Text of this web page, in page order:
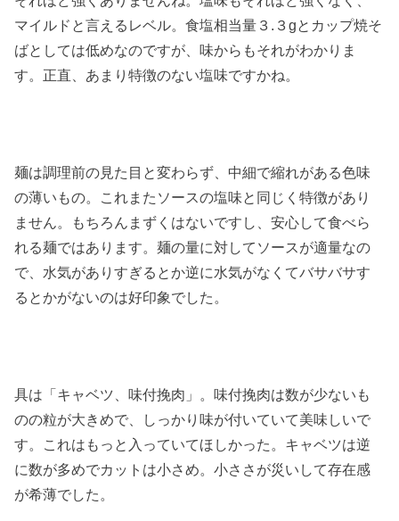
マイルドと言えるレベル。食塩相当量３.３gとカップ焼そ
ばとしては低めなのですが、味からもそれがわかりま
す。正直、あまり特徴のない塩味ですかね。
麺は調理前の見た目と変わらず、中細で縮れがある色味
の薄いもの。これまたソースの塩味と同じく特徴があり
ません。もちろんまずくはないですし、安心して食べら
れる麺ではあります。麺の量に対してソースが適量なの
で、水気がありすぎるとか逆に水気がなくてバサバサす
るとかがないのは好印象でした。
具は「キャベツ、味付挽肉」。味付挽肉は数が少ないも
のの粒が大きめで、しっかり味が付いていて美味しいで
す。これはもっと入っていてほしかった。キャベツは逆
に数が多めでカットは小さめ。小ささが災いして存在感
が希薄でした。